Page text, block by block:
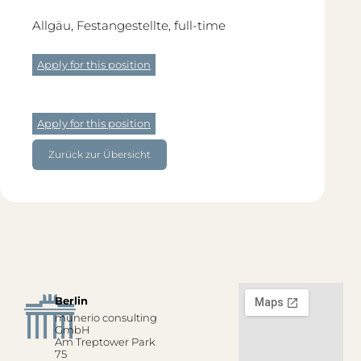
Allgäu, Festangestellte, full-time
Apply for this position
Apply for this position
Zurück zur Übersicht
Berlin
munerio consulting
GmbH
Am Treptower Park
75